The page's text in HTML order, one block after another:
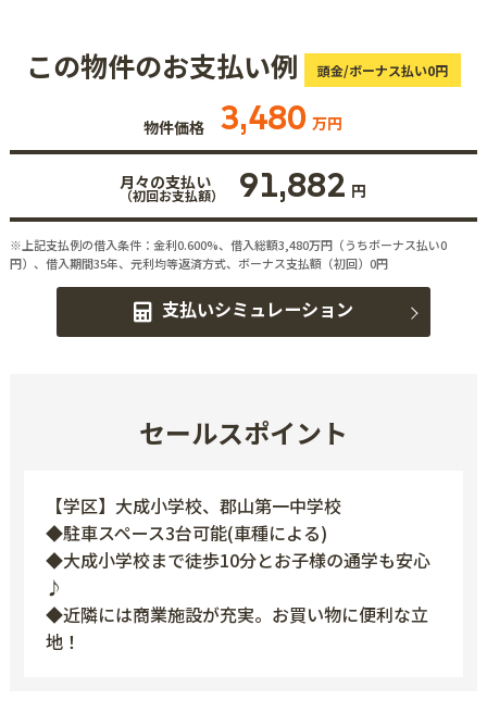
この物件のお支払い例 頭金/ボーナス払い0円
物件価格 3,480 万円
月々の支払い
（初回お支払額） 91,882 円
※上記支払例の借入条件：金利0.600%、借入総額3,480万円（うちボーナス払い0
円）、借入期間35年、元利均等返済方式、ボーナス支払額（初回）0円
支払いシミュレーション
セールスポイント
【学区】大成小学校、郡山第一中学校
◆駐車スペース3台可能(車種による)
◆大成小学校まで徒歩10分とお子様の通学も安心
♪
◆近隣には商業施設が充実。お買い物に便利な立
地！